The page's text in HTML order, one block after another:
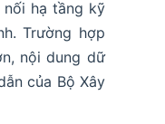
hạ tầng kỹ
Trường hợp
nội dung dữ
của Bộ Xây